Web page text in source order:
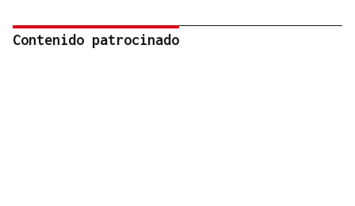
Contenido patrocinado